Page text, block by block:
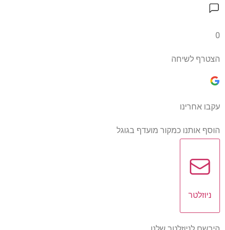
0
הצטרף לשיחה
עקבו אחרינו
הוסף אותנו כמקור מועדף בגוגל
ניוזלטר